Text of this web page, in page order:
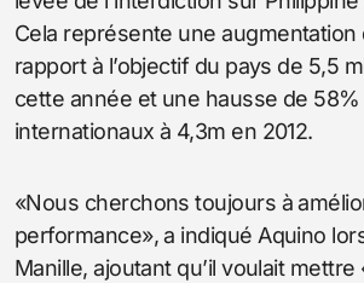
Cela représente une
rapport à l’objectif du pays de 5,5
cette année et une hausse de
internationaux à 4,3m en 2012.
«Nous cherchons toujours à
performance», a indiqué Aquino
Manille, ajoutant qu’il voulait